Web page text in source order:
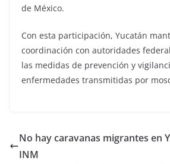
de México.
Con esta participación, Yucatán
coordinación con autoridades
las medidas de prevención y
enfermedades transmitidas por
No hay caravanas migrantes en
INM